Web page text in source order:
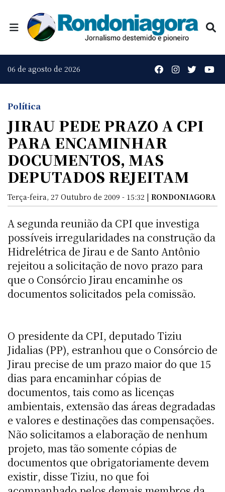
06 de agosto de 2026
Política
JIRAU PEDE PRAZO A CPI
PARA ENCAMINHAR
DOCUMENTOS, MAS
DEPUTADOS REJEITAM
Terça-feira, 27 Outubro de 2009 - 15:32 | RONDONIAGORA
A segunda reunião da CPI que investiga
possíveis irregularidades na construção da
Hidrelétrica de Jirau e de Santo Antônio
rejeitou a solicitação de novo prazo para
que o Consórcio Jirau encaminhe os
documentos solicitados pela comissão.
O presidente da CPI, deputado Tiziu
Jidalias (PP), estranhou que o Consórcio de
Jirau precise de um prazo maior do que 15
dias para encaminhar cópias de
documentos, tais como as licenças
ambientais, extensão das áreas degradadas
e valores e destinações das compensações.
Não solicitamos a elaboração de nenhum
projeto, mas tão somente cópias de
documentos que obrigatoriamente devem
existir, disse Tiziu, no que foi